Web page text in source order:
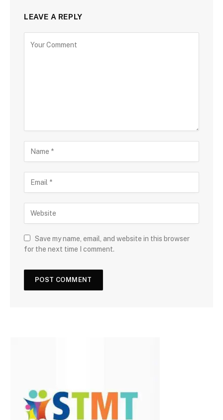
LEAVE A REPLY
Save my name, email, and website in this browser
for the next time I comment.